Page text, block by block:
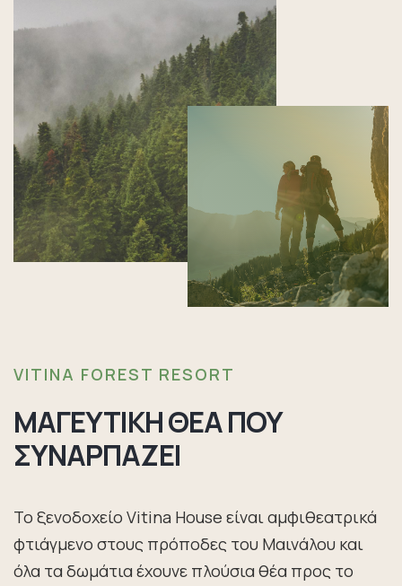
VITINA FOREST RESORT
ΜΑΓΕΥΤΙΚΗ ΘΕΑ ΠΟΥ
ΣΥΝΑΡΠΑΖΕΙ
Το ξενοδοχείο Vitina House είναι αμφιθεατρικά
φτιάγμενο στους πρόποδες του Μαινάλου και
όλα τα δωμάτια έχουνε πλούσια θέα προς το